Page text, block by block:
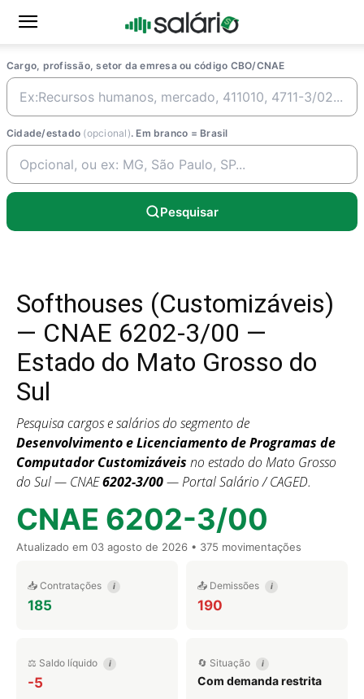
Cargo, profissão, setor da emresa ou código CBO/CNAE
Cidade/estado (opcional). Em branco = Brasil
Pesquisar
Softhouses (Customizáveis)
— CNAE 6202-3/00 —
Estado do Mato Grosso do
Sul
Pesquisa cargos e salários do segmento de
Desenvolvimento e Licenciamento de Programas de
Computador Customizáveis no estado do Mato Grosso
do Sul — CNAE6202-3/00— Portal Salário / CAGED.
CNAE 6202-3/00
Atualizado em 03 agosto de 2026 • 375 movimentações
📥 Contratações i
185
📤 Demissões i
190
⚖️ Saldo líquido i
-5
🔄 Situação i
Com demanda restrita